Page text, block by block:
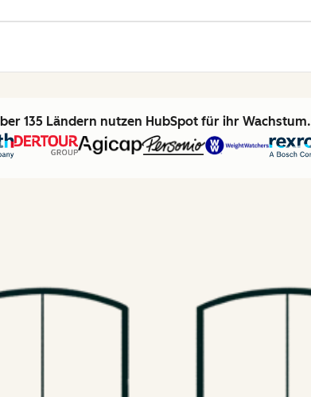
135 Ländern nutzen HubSpot für ihr Wachstum.